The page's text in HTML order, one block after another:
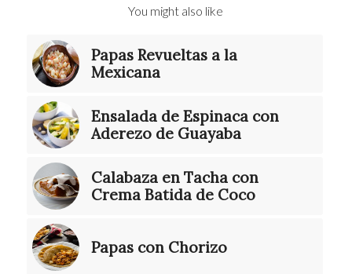
You might also like
Papas Revueltas a la
Mexicana
Ensalada de Espinaca con
Aderezo de Guayaba
Calabaza en Tacha con
Crema Batida de Coco
Papas con Chorizo